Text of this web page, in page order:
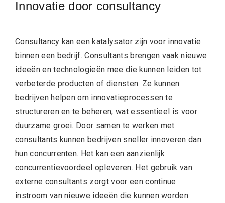
Innovatie door consultancy
Consultancy kan een katalysator zijn voor innovatie
binnen een bedrijf. Consultants brengen vaak nieuwe
ideeën en technologieën mee die kunnen leiden tot
verbeterde producten of diensten. Ze kunnen
bedrijven helpen om innovatieprocessen te
structureren en te beheren, wat essentieel is voor
duurzame groei. Door samen te werken met
consultants kunnen bedrijven sneller innoveren dan
hun concurrenten. Het kan een aanzienlijk
concurrentievoordeel opleveren. Het gebruik van
externe consultants zorgt voor een continue
instroom van nieuwe ideeën die kunnen worden